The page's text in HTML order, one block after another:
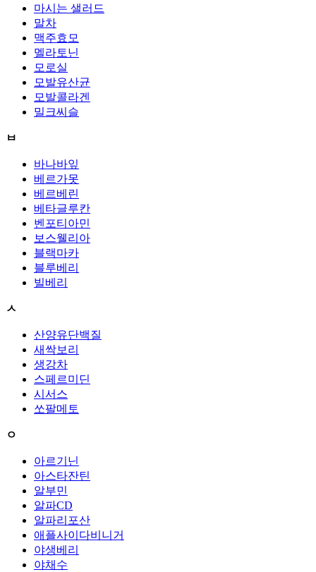
마시는 샐러드
말차
맥주효모
멜라토닌
모로실
모발유산균
모발콜라겐
밀크씨슬
ㅂ
바나바잎
베르가못
베르베린
베타글루칸
벤포티아민
보스웰리아
블랙마카
블루베리
빌베리
ㅅ
산양유단백질
새싹보리
생강차
스페르미딘
시서스
쏘팔메토
ㅇ
아르기닌
아스타잔틴
알부민
알파CD
알파리포산
애플사이다비니거
야생베리
야채수